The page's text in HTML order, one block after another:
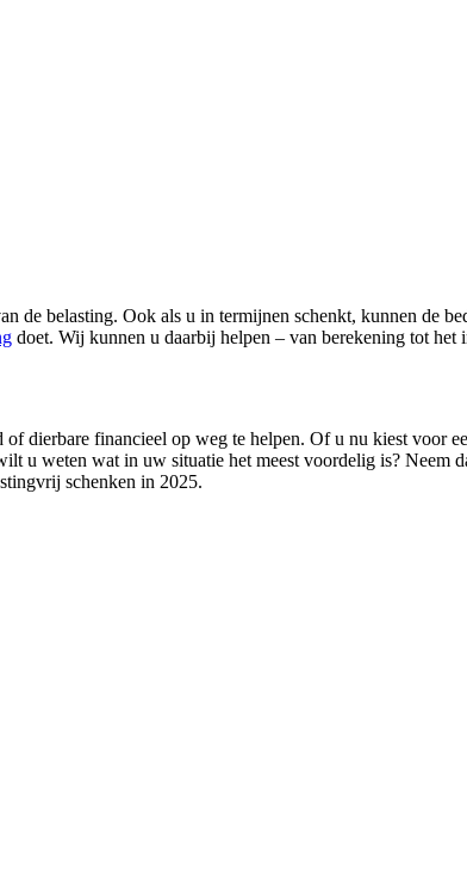
de belasting. Ook als u in termijnen schenkt, kunnen de
doet. Wij kunnen u daarbij helpen – van berekening tot het
dierbare financieel op weg te helpen. Of u nu kiest voor
u weten wat in uw situatie het meest voordelig is? Neem
schenken in 2025.